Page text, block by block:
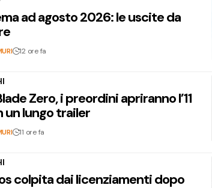
ad agosto 2026: le uscite da
12 ore fa
Zero, i preordini apriranno l’11
un lungo trailer
11 ore fa
colpita dai licenziamenti dopo